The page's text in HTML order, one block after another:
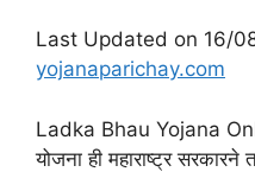
Last Updated on 16/
yojanaparichay.com
Ladka Bhau Yojana
योजना ही महाराष्ट्र